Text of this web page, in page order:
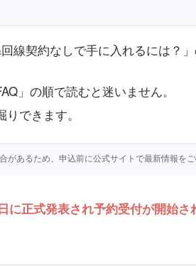
線契約なしで手に入れるには？
」の順で読むと迷いません。
できます。
あるため、申込前に公式サイトで最新情報をご
に正式発表され予約受付が開始